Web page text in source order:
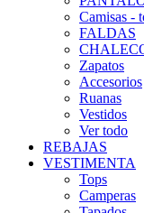
Camisas -
FALDAS
Zapatos
Accesorios
Ruanas
Vestidos
Ver todo
REBAJAS
VESTIMENTA
Tops
Camperas